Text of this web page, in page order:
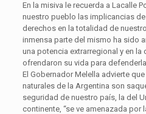
En la misiva le recuerda a Lacalle
nuestro pueblo las implicancias
derechos en la totalidad de
inmensa parte del mismo ha sido
una potencia extrarregional y en
ofrendaron su vida para
El Gobernador Melella advierte
naturales de la Argentina son
seguridad de nuestro país, la del
continente, “se ve amenazada por